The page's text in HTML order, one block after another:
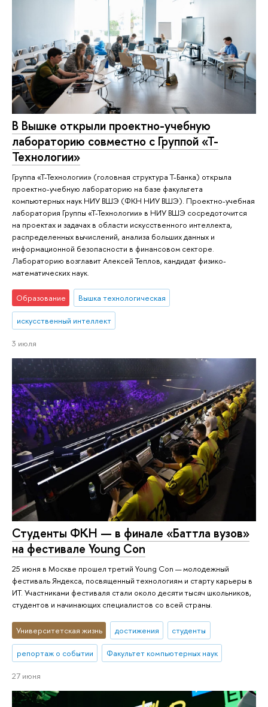
В Вышке открыли проектно-учебную
лабораторию совместно с Группой «Т-
Технологии»
Группа «Т-Технологии» (головная структура Т-Банка) открыла
проектно-учебную лабораторию на базе факультета
компьютерных наук НИУ ВШЭ (ФКН НИУ ВШЭ). Проектно-учебная
лаборатория Группы «Т-Технологии» в НИУ ВШЭ сосредоточится
на проектах и задачах в области искусственного интеллекта,
распределенных вычислений, анализа больших данных и
информационной безопасности в финансовом секторе.
Лабораторию возглавит Алексей Теплов, кандидат физико-
математических наук.
Образование Вышка технологическая
искусственный интеллект
3 июля
Студенты ФКН — в финале «Баттла вузов»
на фестивале Young Con
25 июня в Москве прошел третий Young Con — молодежный
фестиваль Яндекса, посвященный технологиям и старту карьеры в
ИТ. Участниками фестиваля стали около десяти тысяч школьников,
студентов и начинающих специалистов со всей страны.
Университетская жизнь достижения студенты
репортаж о событии Факультет компьютерных наук
27 июня